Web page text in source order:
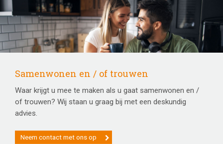
Samenwonen en / of trouwen
Waar krijgt u mee te maken als u gaat samenwonen en /
of trouwen? Wij staan u graag bij met een deskundig
advies.
Neem contact met ons op